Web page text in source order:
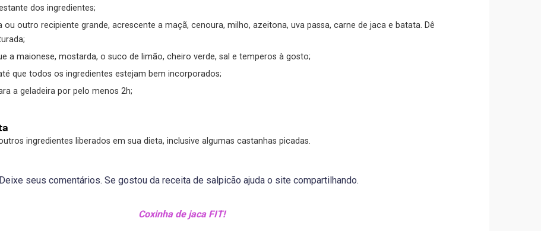
dos ingredientes;
a maionese, mostarda, o suco de limão, cheiro verde, sal e temperos à gosto;
até que todos os ingredientes estejam bem incorporados;
a geladeira por pelo menos 2h;
ingredientes liberados em sua dieta, inclusive algumas castanhas picadas.
seus comentários. Se gostou da receita de salpicão ajuda o site compartilhando.
Coxinha de jaca FIT!